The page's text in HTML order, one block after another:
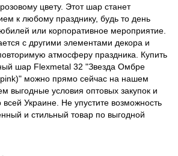
цвету. Этот шар станет
к любому празднику, будь то день
или корпоративное мероприятие.
с другими элементами декора и
атмосферу праздника. Купить
шар Flexmetal 32 "Звезда Омбре
можно прямо сейчас на нашем
выгодные условия оптовых закупок и
Украине. Не упустите возможность
и стильный товар по выгодной